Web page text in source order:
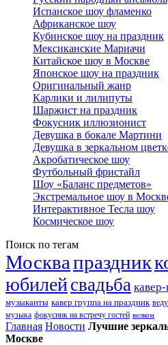
Испанское шоу фламенко
Африканское шоу
Кубинское шоу на праздник
Мексиканские Мариачи
Китайское шоу в Москве
Японское шоу на праздник
Оригинальный жанр
Карлики и лилипуты
Шаржист на праздник
Фокусник иллюзионист
Девушка в бокале Мартини
Девушка в зеркальном
Акробатическое шоу
Футбольный фристайл
Шоу «Баланс предметов»
Экстремальное шоу в
Интерактивное Тесла шоу
Космическое шоу
Поиск по тегам
Москвапраздник
юбилейсвадьба
музыканты кавер группа на праздник
музыка фокусник на встречу гостей велком
Главная Новости Лучшие
Москве